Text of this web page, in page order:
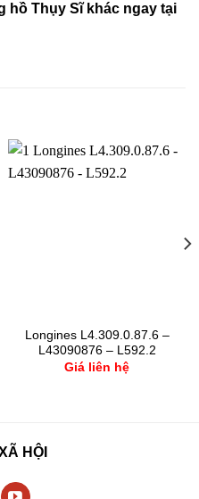
hồ Thụy Sĩkhác ngay tại
Longines L4.309.0.87.6 –
L43090876 – L592.2
Giá liên hệ
HỘI